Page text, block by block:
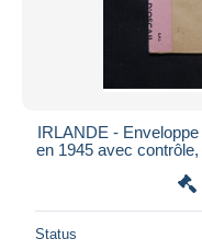
IRLANDE -
en 1945 avec
Status